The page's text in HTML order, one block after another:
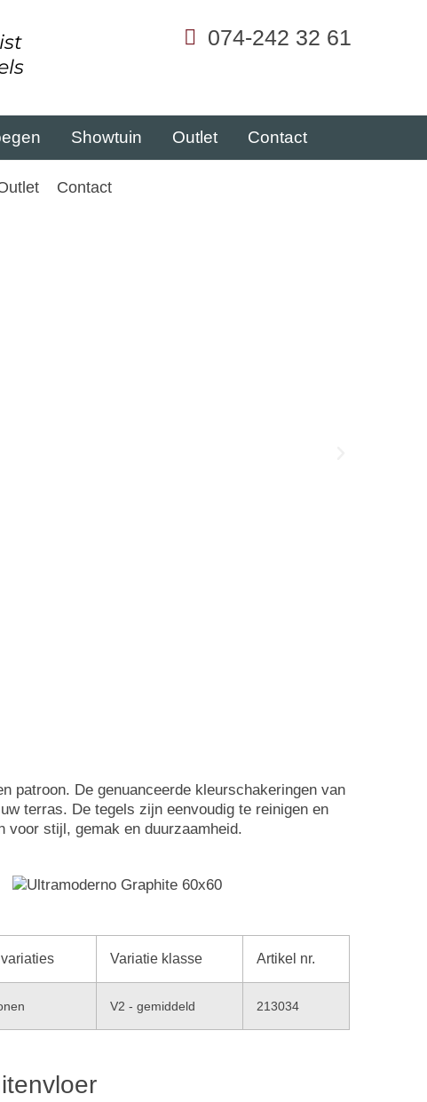
074-242 32 61
Showtuin Outlet Contact
Contact
patroon. De genuanceerde kleurschakeringen van
terras. De tegels zijn eenvoudig te reinigen en
stijl, gemak en duurzaamheid.
Variatie klasse Artikel nr.
V2 - gemiddeld 213034